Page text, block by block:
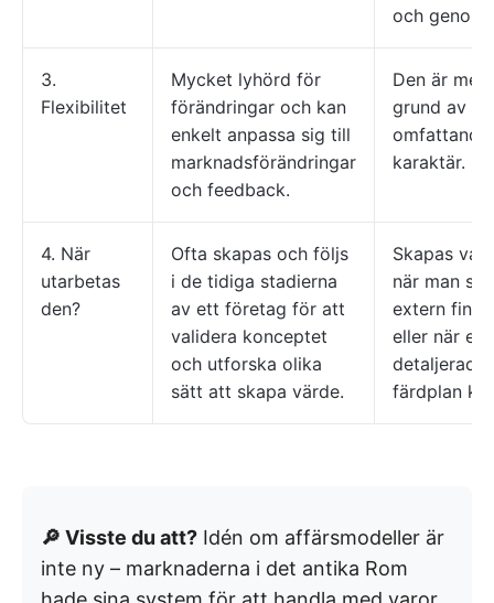
och
3.
Flexibilitet
Mycket lyhörd för
förändringar och kan
enkelt anpassa sig till
marknadsförändringar
och feedback.
Den är mer
grund av sin
omfattande
karaktär.
4. När
utarbetas
den?
Ofta skapas och följs
i de tidiga stadierna
av ett företag för att
validera konceptet
och utforska olika
sätt att skapa värde.
Skapas
när man
extern
eller när en
detaljerad
färdplan
🔎 Visste du att? Idén om affärsmodeller är
inte ny – marknaderna i det antika Rom